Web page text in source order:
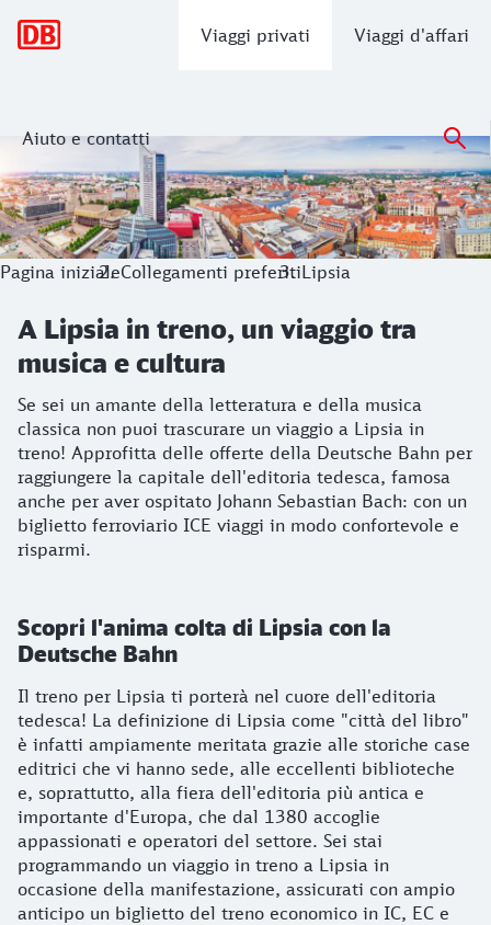
Viaggi privati Viaggi d'affari
Aiuto e contatti
A Lipsia in treno, un viaggio tra
Se sei un amante della letteratura e della musica classica
Pagina inizialeCollegamenti preferitiLipsia
A Lipsia in treno, un viaggio tra
musica e cultura
Se sei un amante della letteratura e della musica
classica non puoi trascurare un viaggio a Lipsia in
treno! Approfitta delle offerte della Deutsche Bahn per
raggiungere la capitale dell'editoria tedesca, famosa
anche per aver ospitato Johann Sebastian Bach: con un
biglietto ferroviario ICE viaggi in modo confortevole e
risparmi.
Scopri l'anima colta di Lipsia con la
Deutsche Bahn
Il treno per Lipsia ti porterà nel cuore dell'editoria
tedesca! La definizione di Lipsia come "città del libro"
è infatti ampiamente meritata grazie alle storiche case
editrici che vi hanno sede, alle eccellenti biblioteche
e, soprattutto, alla fiera dell'editoria più antica e
importante d'Europa, che dal 1380 accoglie
appassionati e operatori del settore. Sei stai
programmando un viaggio in treno a Lipsia in
occasione della manifestazione, assicurati con ampio
anticipo un biglietto del treno economico in IC, EC e